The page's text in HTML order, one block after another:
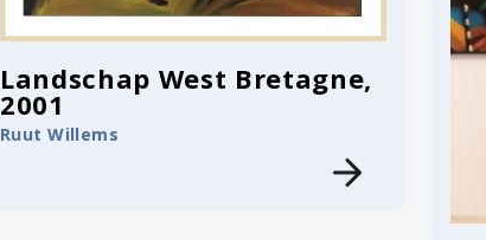
Landschap West Bretagne,
2001
Ruut Willems